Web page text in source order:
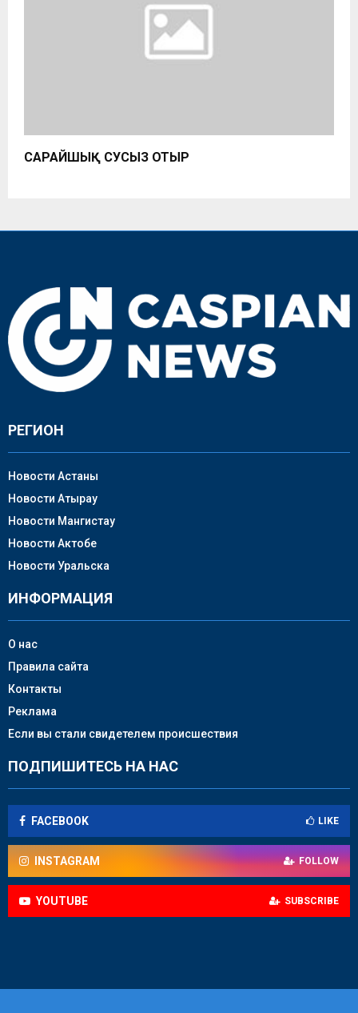
САРАЙШЫҚ СУСЫЗ ОТЫР
РЕГИОН
Новости Астаны
Новости Атырау
Новости Мангистау
Новости Актобе
Новости Уральска
ИНФОРМАЦИЯ
О нас
Правила сайта
Контакты
Реклама
Если вы стали свидетелем происшествия
ПОДПИШИТЕСЬ НА НАС
FACEBOOK LIKE
INSTAGRAM FOLLOW
YOUTUBE SUBSCRIBE